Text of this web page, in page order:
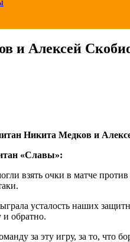
и Алексей
Никита Медков и
«Славы»:
взять очки в матче
усталость наших
и обратно.
за эту игру, за то, что